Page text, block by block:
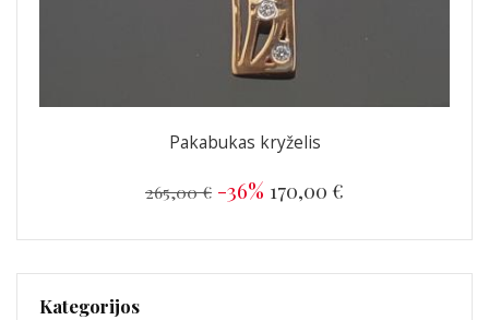
Pakabukas kryželis
265,00 € -36% 170,00 €
Kategorijos